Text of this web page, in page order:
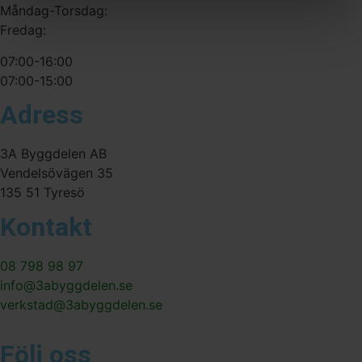
Måndag-Torsdag:
Fredag:
07:00-16:00
07:00-15:00
Adress
3A Byggdelen AB
Vendelsövägen 35
135 51 Tyresö
Kontakt
08 798 98 97
info@3abyggdelen.se
verkstad@3abyggdelen.se
Följ oss